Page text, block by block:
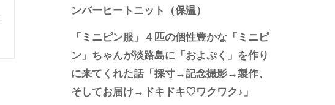
ンバーヒートニット（保温）
「ミニピン服」４匹の個性豊かな「ミニピ
ン」ちゃんが淡路島に「およぷく」を作り
に来てくれた話「採寸→記念撮影→製作、
そしてお届け→ドキドキ♡ワクワク♪」